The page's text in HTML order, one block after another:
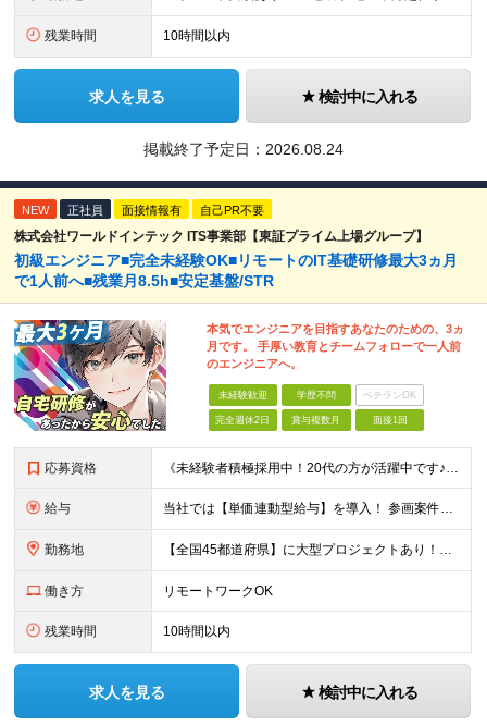
残業時間 10時間以内
求人を見る 検討中に入れる
掲載終了予定日： 2026.08.24
NEW 正社員 面接情報有 自己PR不要
株式会社ワールドインテック ITS事業部【東証プライム上場グループ】
初級エンジニア■完全未経験OK■リモートのIT基礎研修最大3ヵ月
で1人前へ■残業月8.5h■安定基盤/STR
本気でエンジニアを目指すあなたのための、3ヵ
月です。 手厚い教育とチームフォローで一人前
のエンジニアへ。
未経験歓迎 学歴不問 ベテランOK
完全週休2日 賞与複数月 面接1回
応募資格 《未経験者積極採用中！20代の方が活躍中です♪》 ◎約4割が実務未経験入社！ ■学歴・職歴は一切問いません！ ■第二新卒の方もお気軽にご相談ください♪ ■入社してから数年は、転勤の可能性があります
給与 当社では【単価連動型給与】を導入！ 参画案件の契約単価に連動して給与が決定。 還元率は単価の【70％～80％】と東証プライム上場グループとして高水準です！（社会保険料・教育コスト含む） ■関東：月給
勤務地 【全国45都道府県】に大型プロジェクトあり！※ 四国・沖縄を除く 主要勤務地： 北海道/宮城県/栃木県/埼玉県/千葉県/東京都/神奈川県/愛知県/大阪府/京都府/兵庫県/広島県/福岡県/熊本県 ※勤
働き方 リモートワークOK
残業時間 10時間以内
求人を見る 検討中に入れる